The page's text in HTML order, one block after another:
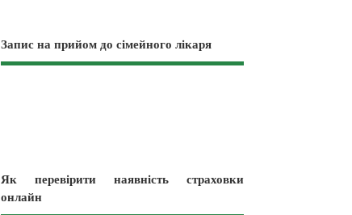
Запис на прийом до сімейного лікаря
Як перевірити наявність страховки
онлайн